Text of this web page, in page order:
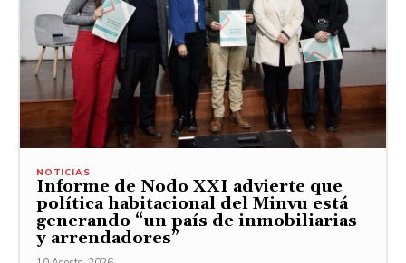
NOTICIAS
Informe de Nodo XXI advierte que
política habitacional del Minvu está
generando “un país de inmobiliarias
y arrendadores”